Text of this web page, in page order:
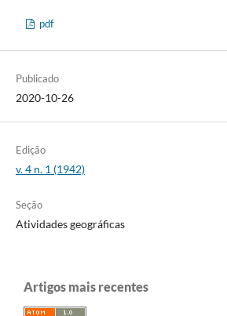
pdf
Publicado
2020-10-26
Edição
v. 4 n. 1 (1942)
Seção
Atividades geográficas
Artigos mais recentes